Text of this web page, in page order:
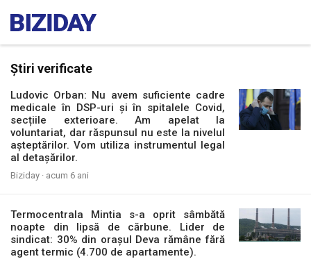
Știri verificate
Ludovic Orban: Nu avem suficiente cadre
medicale în DSP-uri și în spitalele Covid,
secțiile exterioare. Am apelat la
voluntariat, dar răspunsul nu este la nivelul
așteptărilor. Vom utiliza instrumentul legal
al detașărilor.
Biziday · acum 6 ani
Termocentrala Mintia s-a oprit sâmbătă
noapte din lipsă de cărbune. Lider de
sindicat: 30% din orașul Deva rămâne fără
agent termic (4.700 de apartamente).